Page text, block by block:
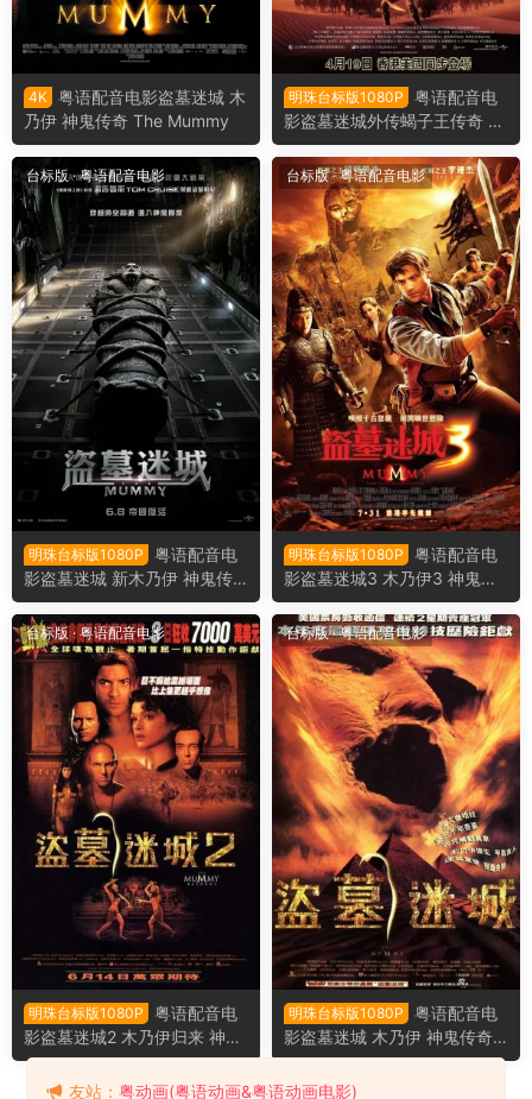
4K 粤语配音电影盗墓迷城 木
乃伊 神鬼传奇 The Mummy
明珠台标版1080P
粤语配音电
影盗墓迷城外传蝎子王传奇 蝎
子王 魔蝎大帝 The Scorpion
King
台标版·粤语配音电影
明珠台标版1080P
粤语配音电
影盗墓迷城 新木乃伊 神鬼传
奇 The Mummy 2017版
台标版·粤语配音电影
明珠台标版1080P
粤语配音电
影盗墓迷城3 木乃伊3 神鬼传
奇3 The Mummy: Tomb of th
e Dragon Emperor
台标版·粤语配音电影
明珠台标版1080P
粤语配音电
影盗墓迷城2 木乃伊归来 神鬼
传奇2 The Mummy Returns
台标版·粤语配音电影
明珠台标版1080P
粤语配音电
影盗墓迷城 木乃伊 神鬼传奇 T
he Mummy
友站：粤动画(粤语动画&粤语动画电影)